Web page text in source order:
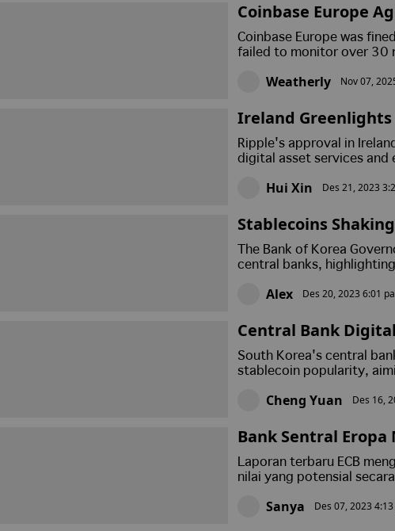
Coinbase Europe
Allowed Potential
on to Go
Coinbase Europe was
failed to monitor over 30
suspicious transactions
Weatherly Nov 07,
Ireland Greenlights
ces Expansion
Ripple's approval in
digital asset services and
Hui Xin Des 21, 2023
Stablecoins
arning
The Bank of Korea
central banks,
Alex Des 20, 2023 6:01
Central Bank
tier
South Korea's central
stablecoin popularity,
Cheng Yuan Des 16,
Bank Sentral
ilai Potensial
Laporan terbaru ECB
nilai yang potensial
berkontribusi pada
Sanya Des 07, 2023